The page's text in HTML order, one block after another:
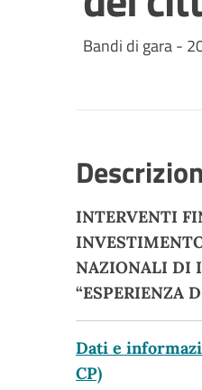
Bandi di gara -
INTERVENTI
NAZIONALI DI
“ESPERIENZA
Dati e
CP)